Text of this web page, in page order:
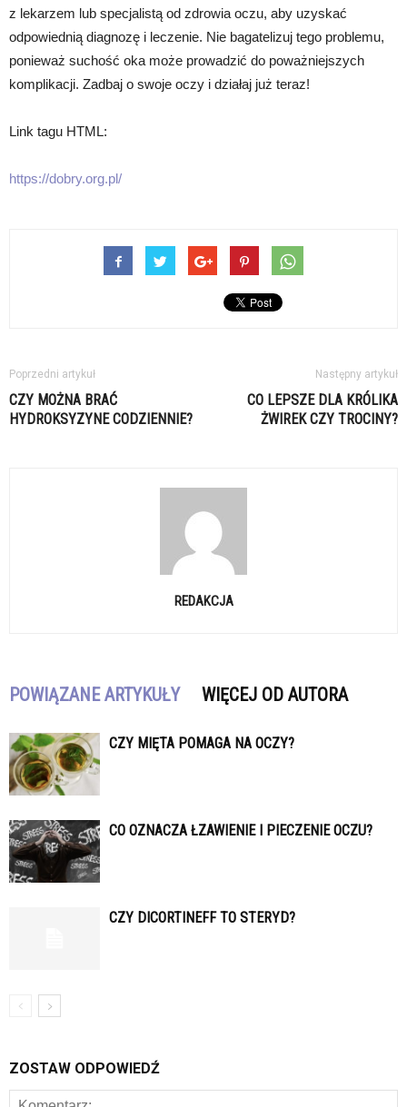
z lekarzem lub specjalistą od zdrowia oczu, aby uzyskać
odpowiednią diagnozę i leczenie. Nie bagatelizuj tego problemu,
ponieważ suchość oka może prowadzić do poważniejszych
komplikacji. Zadbaj o swoje oczy i działaj już teraz!
Link tagu HTML:
https://dobry.org.pl/
Poprzedni artykuł
CZY MOŻNA BRAĆ
HYDROKSYZYNE CODZIENNIE?
Następny artykuł
CO LEPSZE DLA KRÓLIKA
ŻWIREK CZY TROCINY?
REDAKCJA
POWIĄZANE ARTYKUŁY WIĘCEJ OD AUTORA
CZY MIĘTA POMAGA NA OCZY?
CO OZNACZA ŁZAWIENIE I PIECZENIE OCZU?
CZY DICORTINEFF TO STERYD?
ZOSTAW ODPOWIEDŹ